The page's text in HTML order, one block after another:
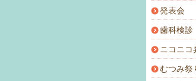
発表会
歯科検診
ニコニコ
むつみ祭